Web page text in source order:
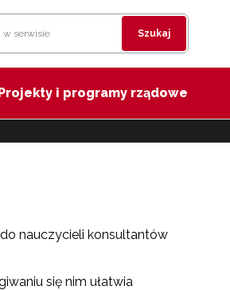
Szukaj
i programy rządowe
nauczycieli konsultantów
się nim ułatwia